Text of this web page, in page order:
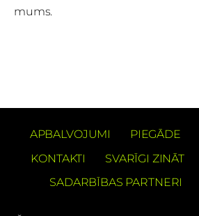
mums.
APBALVOJUMI PIEGĀDE
KONTAKTI
SVARĪGI ZINĀT
SADARBĪBAS PARTNERI